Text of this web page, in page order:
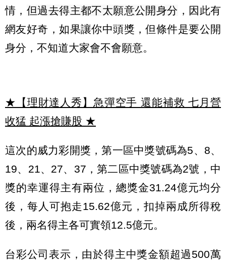
情， 但過去得主都不太願意公開身分 ，因此有
網友好奇，如果讓你中頭獎，但條件是要公開
身分，不知道大家會不會願意。
★【理財達人秀】急彈空手 還能補救 七月營
收猛 起漲搶賺股 ★
這次的威力彩開獎，第一區中獎號碼為5、8、
19、21、27、37，第二區中獎號碼為2號，中
獎的幸運得主有兩位，總獎金31.24億元均分
後，每人可抱走15.62億元，扣掉兩成所得稅
後，兩名得主各可實領12.5億元。
台彩公司表示，由於得主中獎金額超過500萬